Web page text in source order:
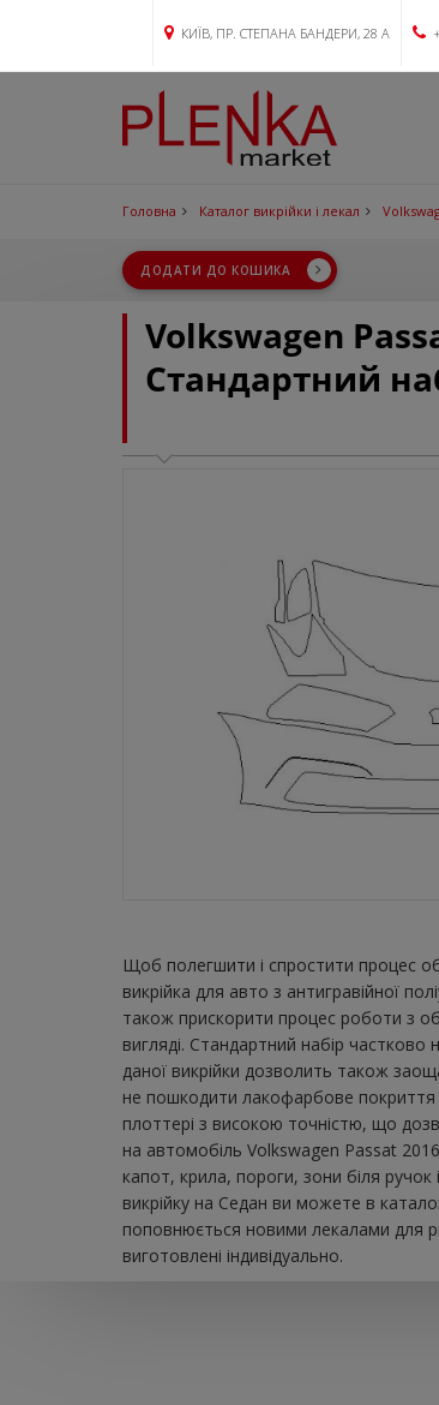
КИЇВ, ПР. СТЕПАНА БАНДЕРИ, 28 А
Головна Каталог викрійки і лекал
ДОДАТИ ДО КОШИКА
Volkswagen
Стандартний
Щоб полегшити і спростити процес
викрійка для авто з антигравійної
також прискорити процес роботи з
вигляді. Стандартний набір
даної викрійки дозволить також
не пошкодити лакофарбове покриття
плоттері з високою точністю, що
на автомобіль Volkswagen Passat
капот, крила, пороги, зони біля
викрійку на Седан ви можете в
поповнюється новими лекалами для
виготовлені індивідуально.